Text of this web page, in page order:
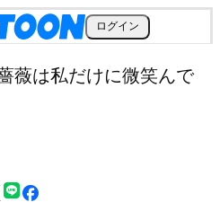
ログイン
薇は私だけに微笑んで